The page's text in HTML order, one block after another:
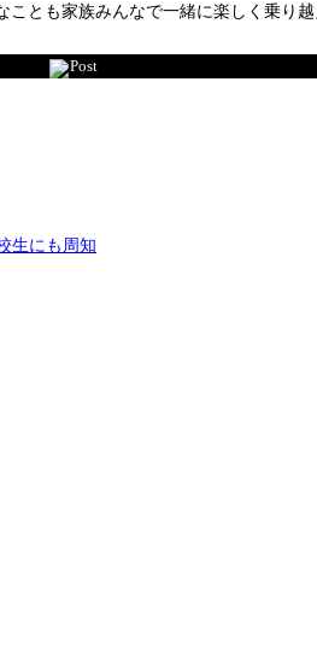
とも家族みんなで一緒に楽しく乗り
Post
生にも周知